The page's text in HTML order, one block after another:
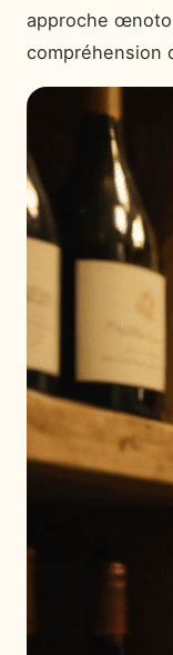
approche
compréhension